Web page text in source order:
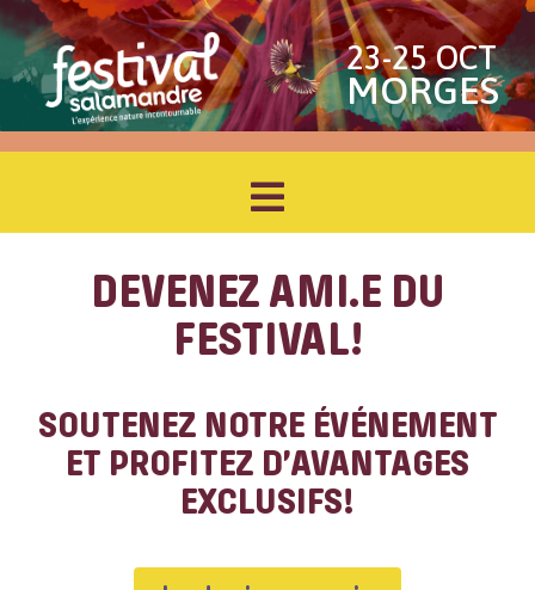
23-25 OCT
MORGES
DEVENEZ AMI.E DU
FESTIVAL!
SOUTENEZ NOTRE ÉVÉNEMENT
ET PROFITEZ D’AVANTAGES
EXCLUSIFS!